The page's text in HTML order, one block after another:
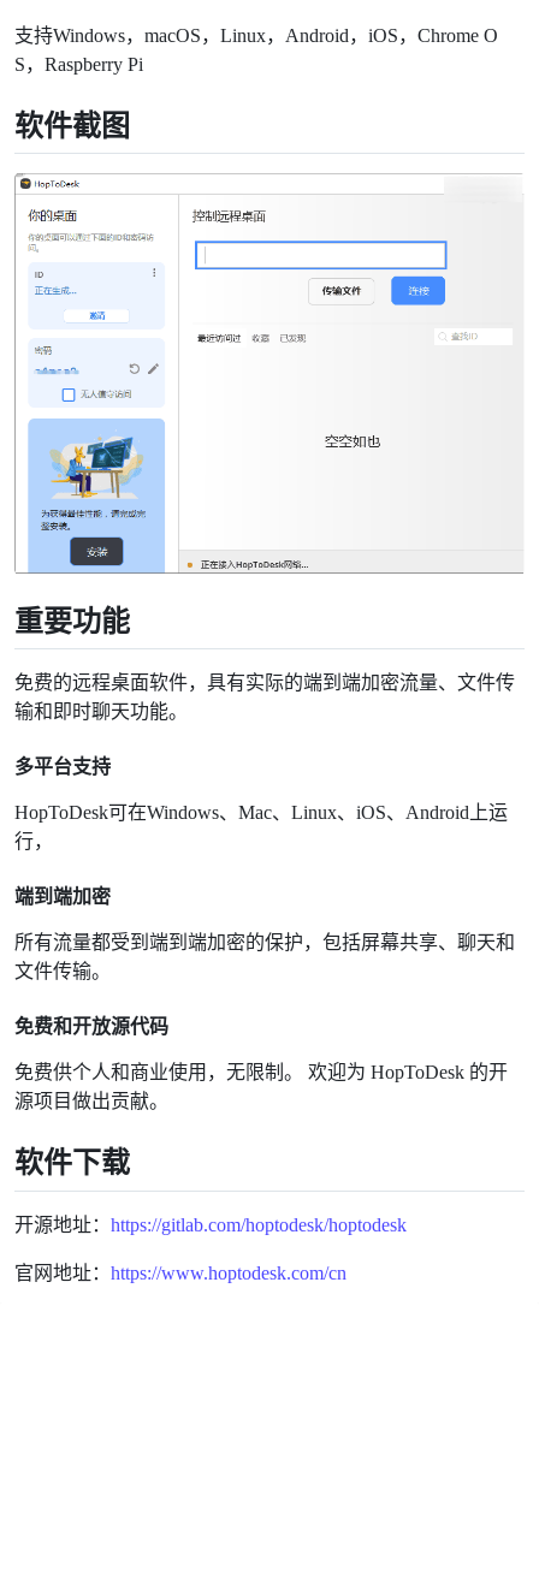
支持Windows，macOS，Linux，Android，iOS，Chrome O
S，Raspberry Pi
软件截图
重要功能
免费的远程桌面软件，具有实际的端到端加密流量、文件传
输和即时聊天功能。
多平台支持
HopToDesk可在Windows、Mac、Linux、iOS、Android上运
行，
端到端加密
所有流量都受到端到端加密的保护，包括屏幕共享、聊天和
文件传输。
免费和开放源代码
免费供个人和商业使用，无限制。 欢迎为 HopToDesk 的开
源项目做出贡献。
软件下载
开源地址： https://gitlab.com/hoptodesk/hoptodesk
官网地址： https://www.hoptodesk.com/cn